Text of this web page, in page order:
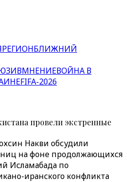
РЕГИОНБЛИЖНИЙ
МНЕНИЕВОЙНА В
FIFA-2026
провели экстренные
Накви обсудили
на фоне продолжающихся
Исламабада по
иранского конфликта